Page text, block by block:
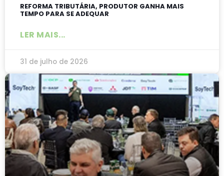
REFORMA TRIBUTÁRIA, PRODUTOR GANHA MAIS
TEMPO PARA SE ADEQUAR
LER MAIS...
31 de julho de 2026